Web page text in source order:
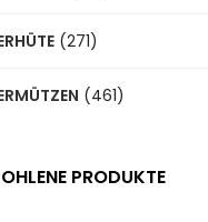
(271)
(461)
PRODUKTE